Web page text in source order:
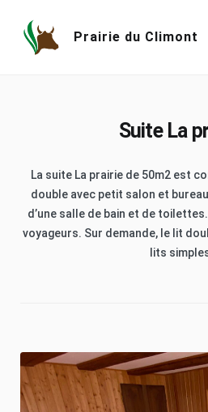
content
Prairie du Climont
Suite La
La suite La prairie de 50m2 est
double avec petit salon et
d’une salle de bain et de
voyageurs. Sur demande, le lit
lits